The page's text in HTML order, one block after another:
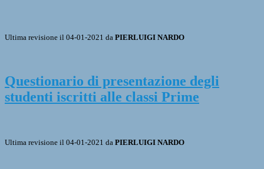
Ultima revisione il 04-01-2021 da PIERLUIGI NARDO
Questionario di presentazione degli
studenti iscritti alle classi Prime
Ultima revisione il 04-01-2021 da PIERLUIGI NARDO